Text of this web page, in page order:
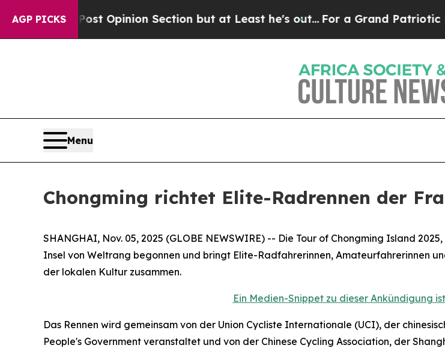
AGP PICKS
Post Opinion Section but at Least he's out...For a Grand Patriotic Bargain
Menu
Chongming richtet Elite-Radrennen der
SHANGHAI, Nov. 05, 2025 (GLOBE NEWSWIRE) -- Die Tour of Chongming Island
Insel von Weltrang begonnen und bringt Elite-Radfahrerinnen, Amateurfahrerinnen
der lokalen Kultur zusammen.
Ein Medien-Snippet zu dieser Ankündigung
Das Rennen wird gemeinsam von der Union Cycliste Internationale (UCI), der
People's Government veranstaltet und von der Chinese Cycling Association, der